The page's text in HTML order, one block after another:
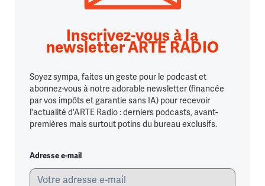
Inscrivez-vous à la
newsletter ARTE RADIO
Soyez sympa, faites un geste pour le podcast et
abonnez-vous à notre adorable newsletter (financée
par vos impôts et garantie sans IA) pour recevoir
l'actualité d'ARTE Radio : derniers podcasts, avant-
premières mais surtout potins du bureau exclusifs.
Adresse e-mail